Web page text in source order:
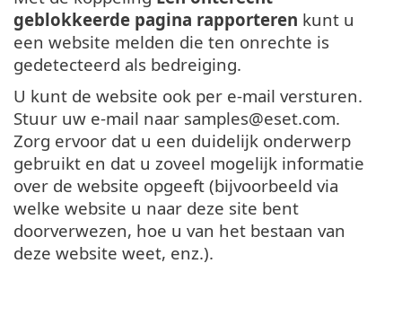
geblokkeerde pagina rapporteren kunt u
een website melden die ten onrechte is
gedetecteerd als bedreiging.
U kunt de website ook per e-mail versturen.
Stuur uw e-mail naar samples@eset.com.
Zorg ervoor dat u een duidelijk onderwerp
gebruikt en dat u zoveel mogelijk informatie
over de website opgeeft (bijvoorbeeld via
welke website u naar deze site bent
doorverwezen, hoe u van het bestaan van
deze website weet, enz.).